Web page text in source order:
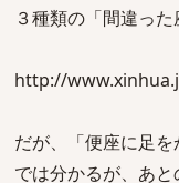
３種類の「間違った
http://
だが、「便座に足
では分かるが、あ